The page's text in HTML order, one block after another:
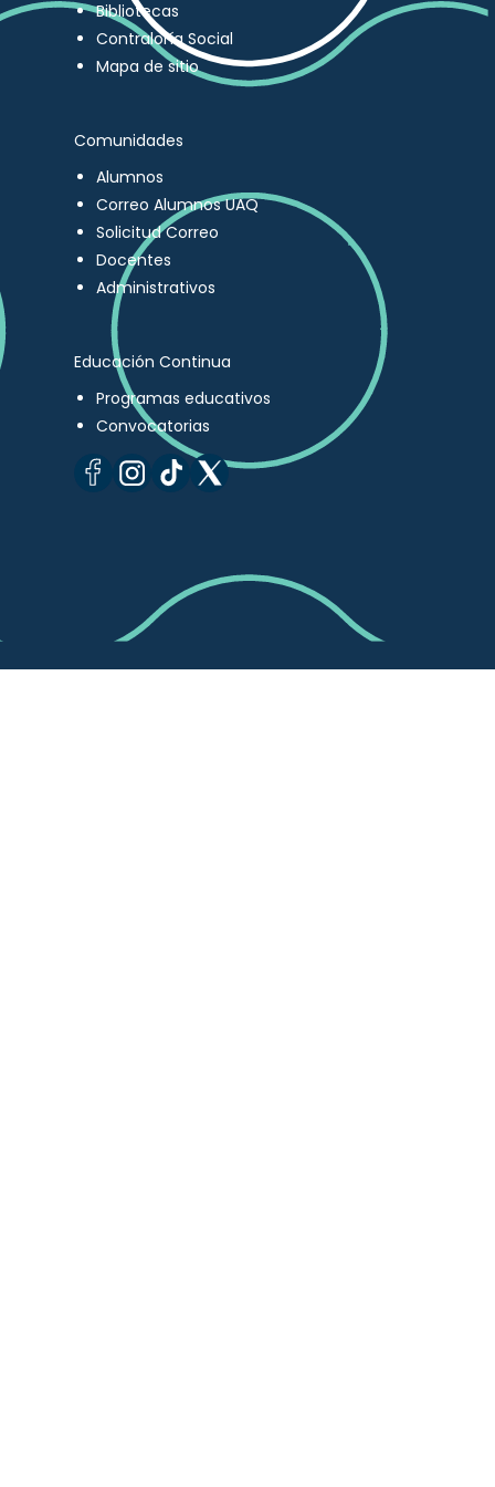
Bibliotecas
Contraloría Social
Mapa de sitio
Comunidades
Alumnos
Correo Alumnos UAQ
Solicitud Correo
Docentes
Administrativos
Educación Continua
Programas educativos
Convocatorias